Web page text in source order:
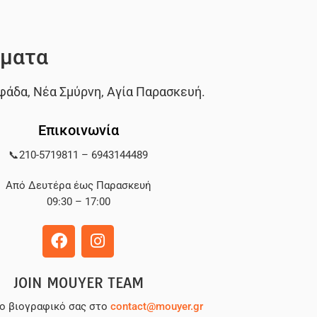
, Νέα Σμύρνη, Αγία Παρασκευή.
Επικοινωνία
📞210-5719811 – 6943144489
Από Δευτέρα έως Παρασκευή
09:30 – 17:00
JOIN MOUYER TEAM
βιογραφικό σας στο contact@mouyer.gr